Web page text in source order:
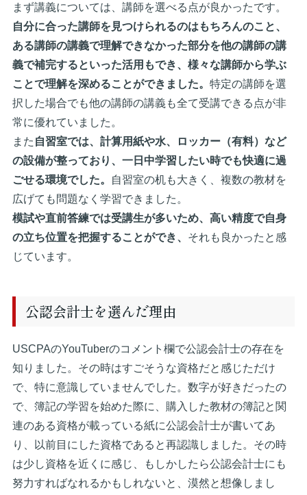
まず講義については、講師を選べる点が良かったです。
自分に合った講師を見つけられるのはもちろんのこと、
ある講師の講義で理解できなかった部分を他の講師の講
義で補完するといった活用もでき、様々な講師から学ぶ
ことで理解を深めることができました。 特定の講師を選
択した場合でも他の講師の講義も全て受講できる点が非
常に優れていました。
また 自習室では、計算用紙や水、ロッカー（有料）など
の設備が整っており、一日中学習したい時でも快適に過
ごせる環境でした。
自習室の机も大きく、複数の教材を
広げても問題なく学習できました。
模試や直前答練では受講生が多いため、高い精度で自身
の立ち位置を把握することができ、 それも良かったと感
じています。
公認会計士を選んだ理由
USCPAのYouTuberのコメント欄で公認会計士の存在を
知りました。その時はすごそうな資格だと感じただけ
で、特に意識していませんでした。数字が好きだったの
で、簿記の学習を始めた際に、購入した教材の簿記と関
連のある資格が載っている紙に公認会計士が書いてあ
り、以前目にした資格であると再認識しました。その時
は少し資格を近くに感じ、もしかしたら公認会計士にも
努力すればなれるかもしれないと、漠然と想像しまし